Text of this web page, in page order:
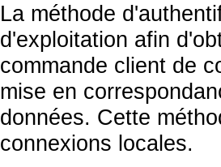
La méthode
d'exploitation afin
commande client de
mise en
données. Cette
connexions locales.